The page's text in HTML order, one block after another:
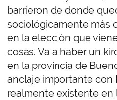
barrieron de donde
sociológicamente más
en la elección que
cosas. Va a haber un
en la provincia de
anclaje importante con
realmente existente en